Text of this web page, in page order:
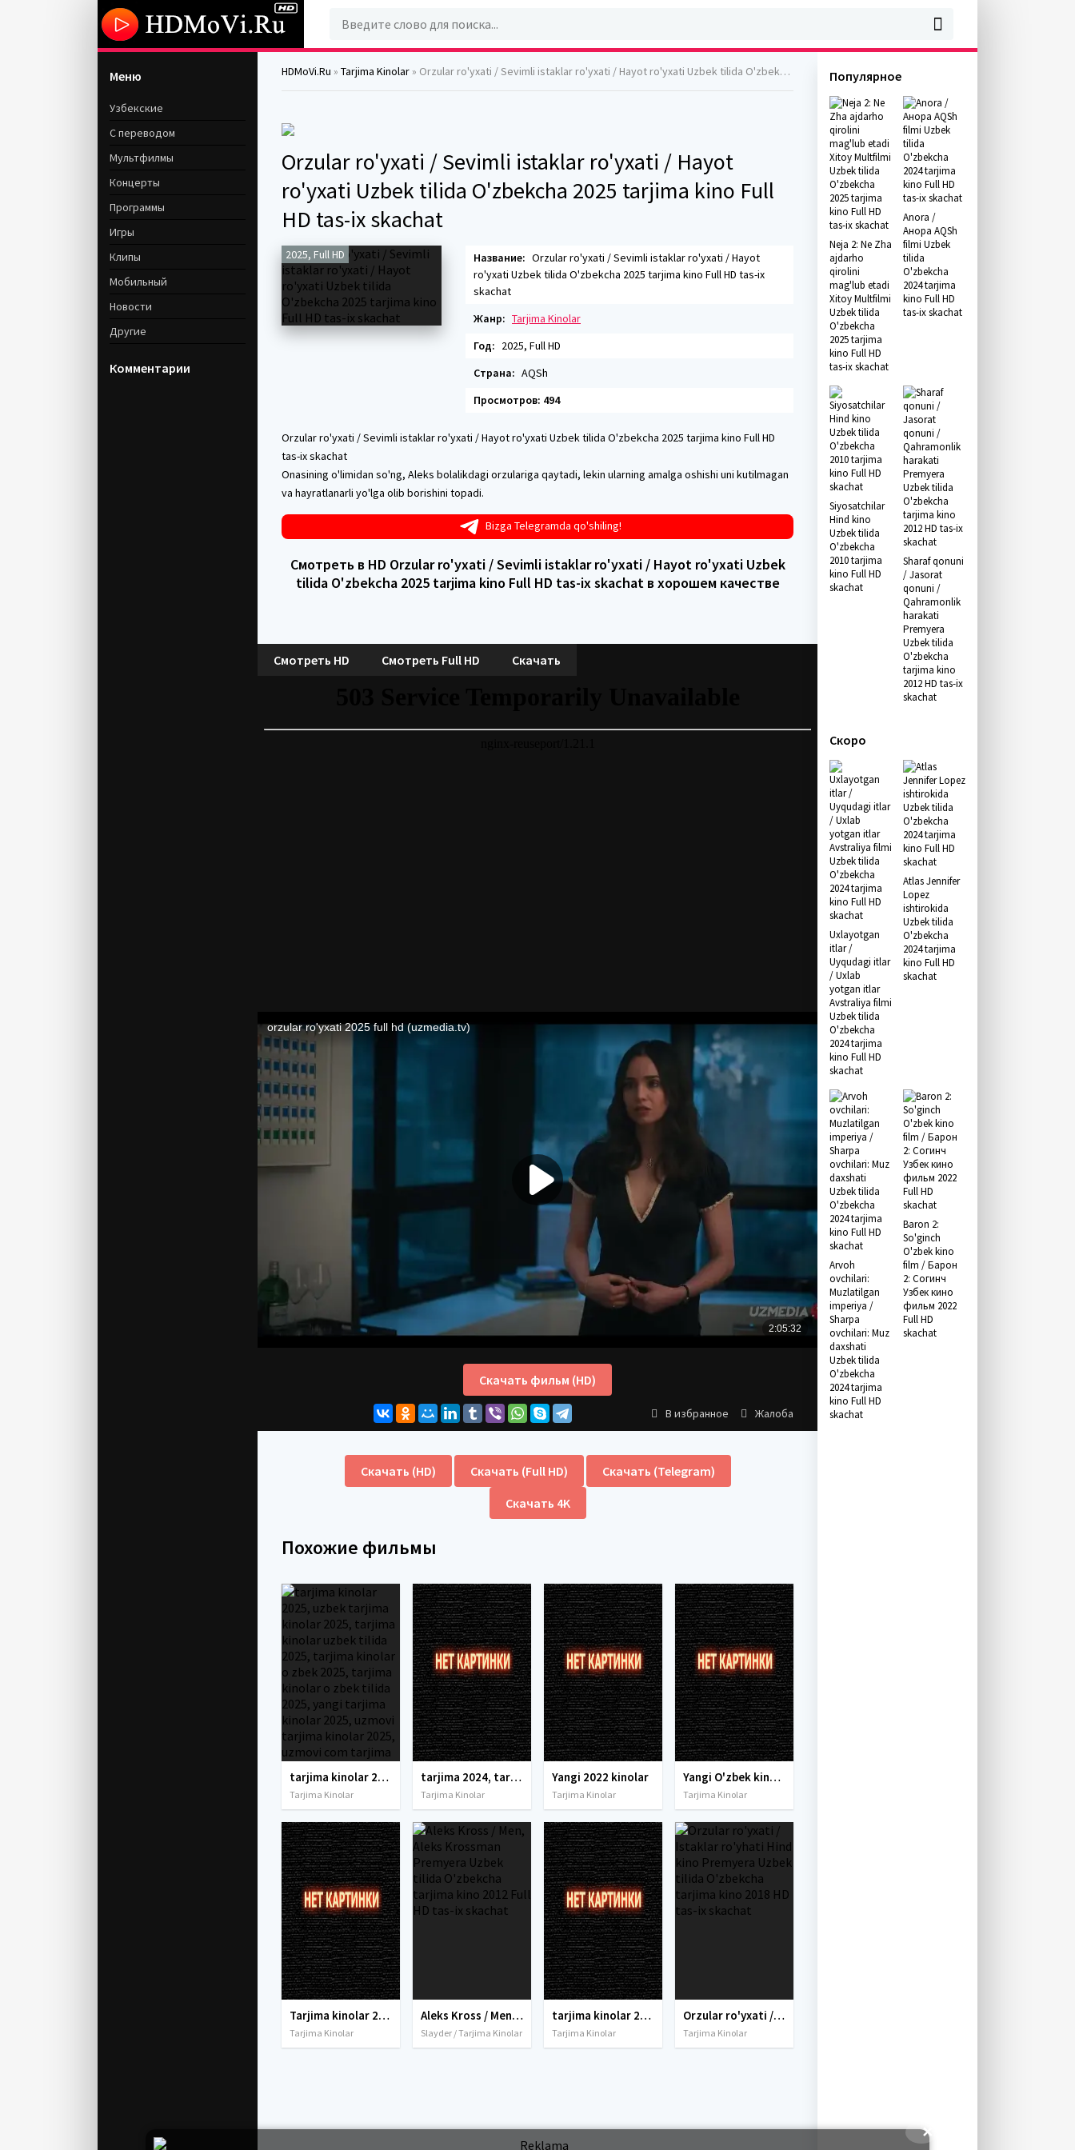
HDMoVi.Ru » Tarjima Kinolar » Orzular ro'yxati / Sevimli istaklar ro'yxati / Hayot ro'yxati Uzbek tilida O'zbekcha 2025 tarjima kino Full HD tas-ix skachat
Orzular ro'yxati / Sevimli istaklar ro'yxati / Hayot
ro'yxati Uzbek tilida O'zbekcha 2025 tarjima kino Full
HD tas-ix skachat
2025, Full HD Название: Orzular ro'yxati / Sevimli istaklar ro'yxati / Hayot
ro'yxati Uzbek tilida O'zbekcha 2025 tarjima kino Full HD tas-ix
skachat
Жанр: Tarjima Kinolar
Год: 2025, Full HD
Страна: AQSh
Просмотров: 494
Orzular ro'yxati / Sevimli istaklar ro'yxati / Hayot ro'yxati Uzbek tilida O'zbekcha 2025 tarjima kino Full HD
tas-ix skachat
Onasining o'limidan so'ng, Aleks bolalikdagi orzulariga qaytadi, lekin ularning amalga oshishi uni kutilmagan
va hayratlanarli yo'lga olib borishini topadi.
Bizga Telegramda qo'shiling!
Смотреть в HD Orzular ro'yxati / Sevimli istaklar ro'yxati / Hayot ro'yxati Uzbek
tilida O'zbekcha 2025 tarjima kino Full HD tas-ix skachat в хорошем качестве
Смотреть HD Смотреть Full HD Скачать
Скачать фильм (HD)
В избранное Жалоба
Скачать (HD) Скачать (Full HD)
Скачать (Telegram)
Скачать 4K
Похожие фильмы
tarjima kinolar 2025, uzbek tarjima kinolar 2025, tarjima kinolar uzbek tilida 2025, tarjima kinolar o zbek 2025, tarjima kinolar o zbek tilida 2025, yangi tarjima kinolar 2025, uzmovi tarjima kinolar 2025, uzmovi com tarjima kinolar 2025, uzbekcha t
Tarjima Kinolar
tarjima 2024, tarjima kinolar 2024, uzbek tarjima 2024, tarjima kinolar tilida tilida 2024, uzbek tilida tarjima 2024, kino tarjima 2024, uzbek tarjima kinolar 2024, tarjima kinolar 2024 uzbek tilida, tarjima kinolar 2024 o zbek, tarjima kinolar 2024
Tarjima Kinolar
Yangi 2022 kinolar
Tarjima Kinolar
Yangi O'zbek kinolar 2010-2011-2012-2013-2014-2015-2016-2017-2018-2019-2020-2021-2022-2023-2024-2025 O'zbek tilida Uzbek tarjima Full HD
Tarjima Kinolar
Tarjima kinolar 2010-2011-2012-2013-2014-2015-2016-2017-2018-2019-2020-2021-2022-2023-2024-2025 O'zbek tilida Uzbek tarjima Full HD
Tarjima Kinolar
Aleks Kross / Men, Aleks Krossman Premyera Uzbek tilida O'zbekcha tarjima kino 2012 Full HD tas-ix skachat
Slayder / Tarjima Kinolar
tarjima kinolar 2020 uzbek tilida, tarjima kinolar komediya, tarjima kinolar skachat, boevik tarjima kinolar, tarjima kinolar скачать, tarjima kinolar uzbek tilida skachat, tarjima kinolar saytlari, 7777.uz tarjima kinolar, tarjima kinolar skachat, t
Tarjima Kinolar
Orzular ro'yxati / Istaklar ro'yhati Hind kino Premyera Uzbek tilida O'zbekcha tarjima kino 2018 HD tas-ix skachat
Tarjima Kinolar
Меню
Узбекские
С переводом
Мультфилмы
Концерты
Программы
Игры
Клипы
Мобильный
Новости
Другие
Комментарии
Популярное
Neja 2: Ne Zha
ajdarho
qirolini
mag'lub etadi
Xitoy Multfilmi
Uzbek tilida
O'zbekcha
2025 tarjima
kino Full HD
tas-ix skachat
Anora /
Анора AQSh
filmi Uzbek
tilida
O'zbekcha
2024 tarjima
kino Full HD
tas-ix skachat
Siyosatchilar
Hind kino
Uzbek tilida
O'zbekcha
2010 tarjima
kino Full HD
skachat
Sharaf qonuni
/ Jasorat
qonuni /
Qahramonlik
harakati
Premyera
Uzbek tilida
O'zbekcha
tarjima kino
2012 HD tas-ix
skachat
Скоро
Uxlayotgan
itlar /
Uyqudagi itlar
/ Uxlab
yotgan itlar
Avstraliya filmi
Uzbek tilida
O'zbekcha
2024 tarjima
kino Full HD
skachat
Atlas Jennifer
Lopez
ishtirokida
Uzbek tilida
O'zbekcha
2024 tarjima
kino Full HD
skachat
Arvoh
ovchilari:
Muzlatilgan
imperiya /
Sharpa
ovchilari: Muz
daxshati
Uzbek tilida
O'zbekcha
2024 tarjima
kino Full HD
skachat
Baron 2:
So'ginch
O'zbek kino
film / Барон
2: Согинч
Узбек кино
фильм 2022
Full HD
skachat
✕